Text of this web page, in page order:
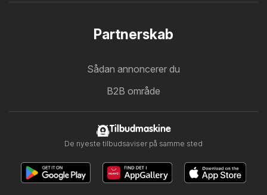
Partnerskab
Sådan annoncerer du
B2B område
Tilbudmaskine
De nyeste tilbudsaviser på samme sted